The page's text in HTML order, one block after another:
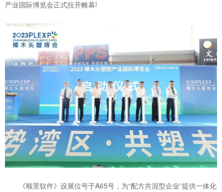
产业国际博览会正式拉开帷幕!
《顺景软件》设展位号于A65号，为“配方共混型企业”提供一体化